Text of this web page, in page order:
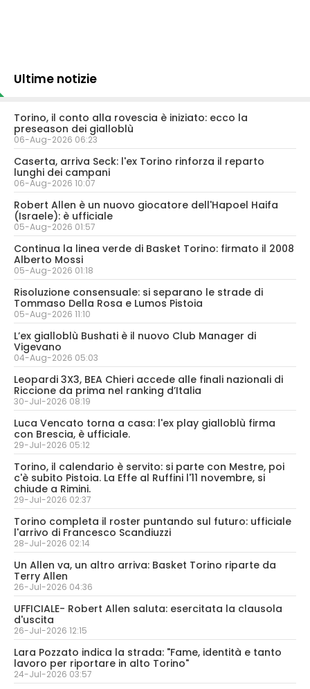
Ultime notizie
Torino, il conto alla rovescia è iniziato: ecco la
preseason dei gialloblù
06-Aug-2026 06:23
Caserta, arriva Seck: l'ex Torino rinforza il reparto
lunghi dei campani
06-Aug-2026 10:07
Robert Allen è un nuovo giocatore dell'Hapoel Haifa
(Israele): è ufficiale
05-Aug-2026 01:57
Continua la linea verde di Basket Torino: firmato il 2008
Alberto Mossi
05-Aug-2026 01:18
Risoluzione consensuale: si separano le strade di
Tommaso Della Rosa e Lumos Pistoia
05-Aug-2026 11:10
L’ex gialloblù Bushati è il nuovo Club Manager di
Vigevano
04-Aug-2026 05:03
Leopardi 3X3, BEA Chieri accede alle finali nazionali di
Riccione da prima nel ranking d’Italia
30-Jul-2026 08:19
Luca Vencato torna a casa: l'ex play gialloblù firma
con Brescia, è ufficiale.
29-Jul-2026 05:12
Torino, il calendario è servito: si parte con Mestre, poi
c'è subito Pistoia. La Effe al Ruffini l'11 novembre, si
chiude a Rimini.
29-Jul-2026 02:37
Torino completa il roster puntando sul futuro: ufficiale
l'arrivo di Francesco Scandiuzzi
28-Jul-2026 02:14
Un Allen va, un altro arriva: Basket Torino riparte da
Terry Allen
26-Jul-2026 04:36
UFFICIALE- Robert Allen saluta: esercitata la clausola
d'uscita
26-Jul-2026 12:15
Lara Pozzato indica la strada: "Fame, identità e tanto
lavoro per riportare in alto Torino"
24-Jul-2026 03:57